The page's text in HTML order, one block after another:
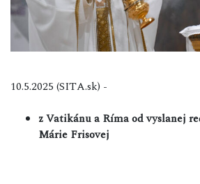
10.5.2025 (SITA.sk) -
z Vatikánu a Ríma od vyslanej
Márie Frisovej